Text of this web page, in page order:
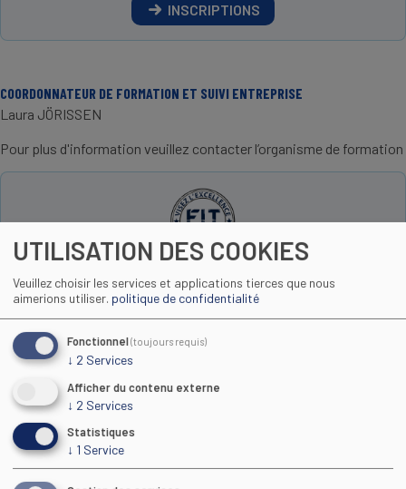
INSCRIPTIONS
COORDONNATEUR DE FORMATION ET SUIVI ENTREPRISE
Laura JÖRISSEN
Pour plus d'information veuillez contacter l’organisme de formation
contact@fit-university.fr
http://www.fit-university.fr
07 49 44 09 53
Toutes les formations
UTILISATION DES COOKIES
Veuillez choisir les services et applications tierces que nous
aimerions utiliser. politique de confidentialité
Fonctionnel(toujours requis)
↓ 2 Services
Afficher du contenu externe
↓ 2 Services
Statistiques
↓ 1 Service